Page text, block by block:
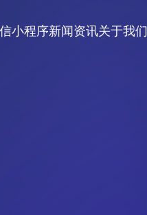
小程序新闻资讯关于我们